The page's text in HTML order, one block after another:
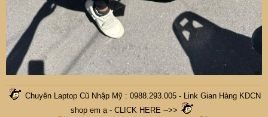
Chuyên Laptop Cũ Nhập Mỹ : 0988.293.005 - Link Gian Hàng KDCN
shop em ạ - CLICK HERE -->>